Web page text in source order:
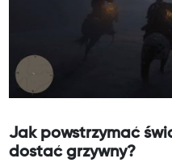
Jak powstrzymać
dostać grzywny?